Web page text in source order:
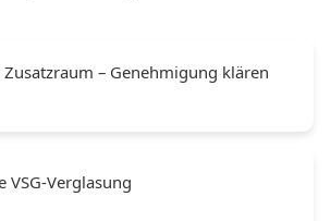
Zusatzraum – Genehmigung klären
VSG-Verglasung